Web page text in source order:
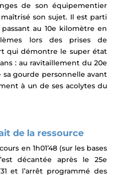
de son équipementier
son sujet. Il est parti
au 10e kilomètre en
lors des prises de
qui démontre le super état
: au ravitaillement du 20e
sa gourde personnelle avant
à un de ses acolytes du
de la ressource
en 1h01’48 (sur les bases
décantée après le 25e
et l’arrêt programmé des